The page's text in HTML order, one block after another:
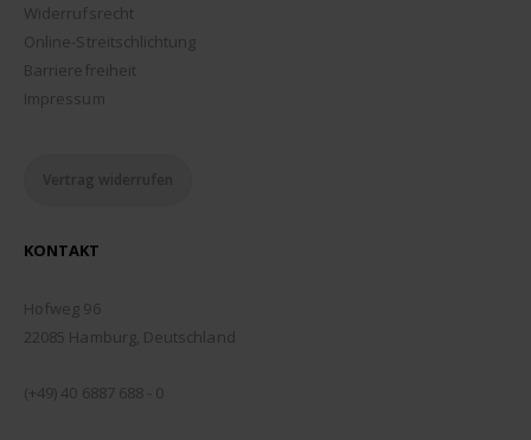
Widerrufsrecht
Online-Streitschlichtung
Barrierefreiheit
Impressum
Vertrag widerrufen
KONTAKT
Hofweg 96
22085 Hamburg, Deutschland
(+49) 40 6887 688 - 0